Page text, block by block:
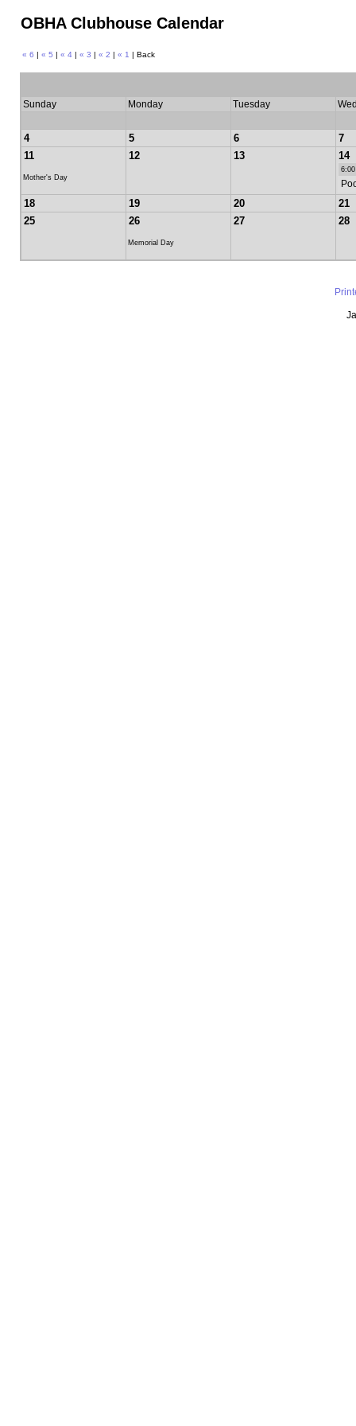
OBHA Clubhouse Calendar
« 6 | « 5 | « 4| « 3 | « 2 | « 1 | Back
Sunday Monday Tuesday
4 5 6
7
11
Mother's Day
12 13 14
18 19 20
21
25
26
Memorial Day
27 28